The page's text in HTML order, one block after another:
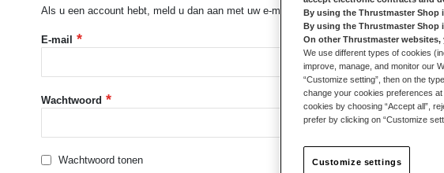
Als u een account hebt, meld u dan aan met uw e-mailadres.
E-mail
Wachtwoord
Wachtwoord tonen
By using the Thrustmaster Shop
By using the Thrustmaster Shop
On other Thrustmaster websites,
We use different types of cookies
improve, manage, and monitor our
“Customize setting”, then on the
change your cookies preferences
cookies by choosing “Accept all”,
prefer by clicking on “Customize
Customize settings